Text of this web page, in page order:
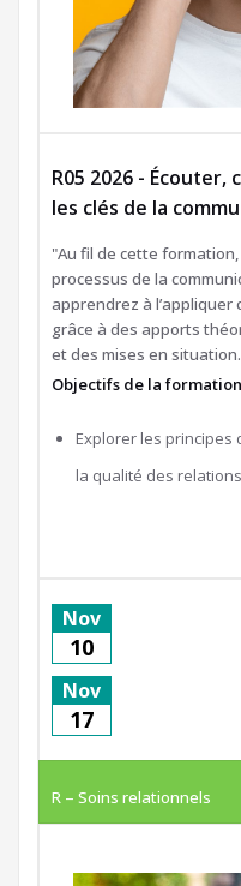
R05 2026 -
les clés de la
"Au fil de cette
processus de la
apprendrez à
grâce à des apports
et des mises en
Objectifs de la formation
Explorer les principes
la qualité des
10
Nov
17
Nov
R – Soins relationnels